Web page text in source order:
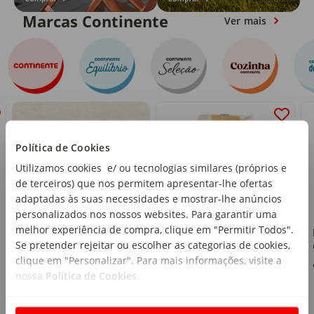
Política de Cookies
Utilizamos cookies e/ ou tecnologias similares (próprios e
de terceiros) que nos permitem apresentar-lhe ofertas
adaptadas às suas necessidades e mostrar-lhe anúncios
personalizados nos nossos websites. Para garantir uma
melhor experiência de compra, clique em "Permitir Todos".
Se pretender rejeitar ou escolher as categorias de cookies,
clique em "Personalizar". Para mais informações, visite a
nossa Política de Cookies
Marcas Continente Ver mais
Ravioli Ricota e
Espinafres Cozinha
Continente